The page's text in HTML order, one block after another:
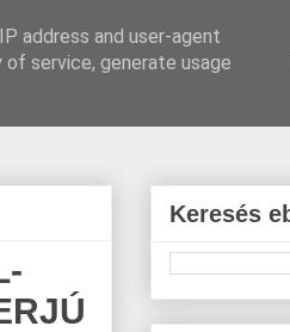
Keresés
address and user-agent
service, generate usage